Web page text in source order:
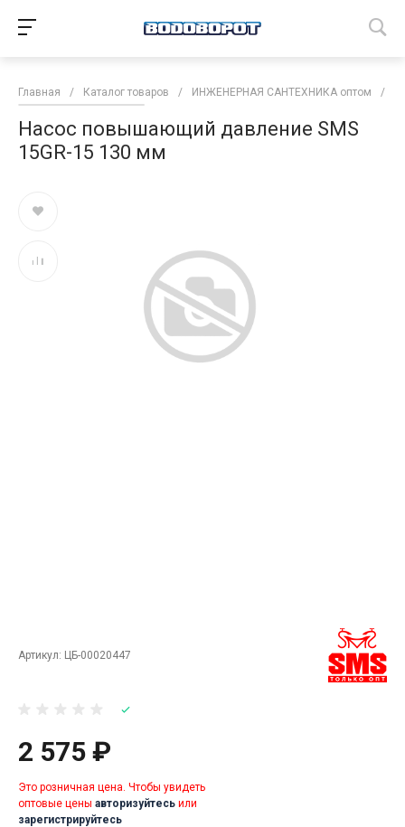
Главная / Каталог товаров / ИНЖЕНЕРНАЯ САНТЕХНИКА оптом /
Насос повышающий давление SMS
15GR-15 130 мм
Артикул: ЦБ-00020447
2 575 ₽
Это розничная цена. Чтобы увидеть
оптовые цены авторизуйтесь или
зарегистрируйтесь